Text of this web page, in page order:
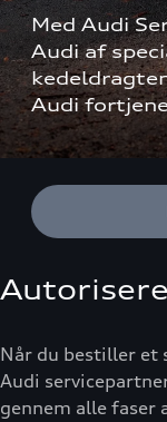
Med Audi
Audi af
Audi
Når du bestiller et
Audi
gennem alle faser